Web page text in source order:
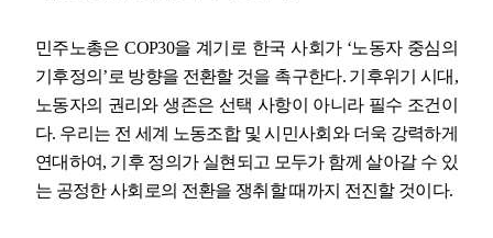
민주노총은COP30을 계기로 한국 사회가 ‘노동자 중심의
기후정의 ’로 방향을 전환할 것을 촉구한다. 기후위기 시대 ,
노동자의 권리와 생존은 선택 사항이 아니라 필수 조건이
다. 우리는 전 세계 노동조합 및 시민사회와 더욱 강력하게
연대하여, 기후 정의가 실현되고 모두가 함께 살아갈 수 있
는 공정한 사회로의 전환을 쟁취할 때까지 전진할 것이다.